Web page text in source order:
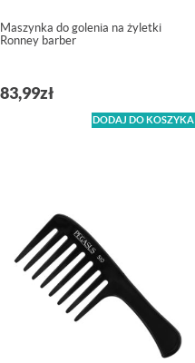
Maszynka do golenia na żyletki
Ronney barber
83,99zł
DODAJ DO KOSZYKA